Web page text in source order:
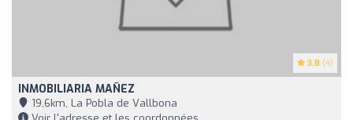
3.8 (4)
INMOBILIARIA MAÑEZ
19,6km, La Pobla de Vallbona